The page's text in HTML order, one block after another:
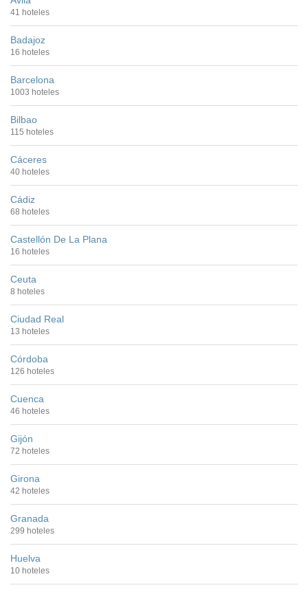
41 hoteles
Badajoz
16 hoteles
Barcelona
1003 hoteles
Bilbao
115 hoteles
Cáceres
40 hoteles
Cádiz
68 hoteles
Castellón De La Plana
16 hoteles
Ceuta
8 hoteles
Ciudad Real
13 hoteles
Córdoba
126 hoteles
Cuenca
46 hoteles
Gijón
72 hoteles
Girona
42 hoteles
Granada
299 hoteles
Huelva
10 hoteles